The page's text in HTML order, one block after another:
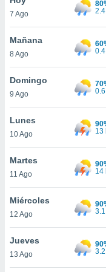
en
más
nuestra
de
cookies
aceptar
7 Ago
Mañana
8 Ago
Domingo
9 Ago
Lunes
10 Ago
13
Martes
11 Ago
14
Miércoles
12 Ago
Jueves
13 Ago